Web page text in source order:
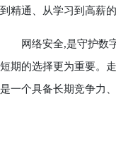
到精通、从学习到高薪的
网络安全,是守护数字
短期的选择更为重要。
是一个具备长期竞争力